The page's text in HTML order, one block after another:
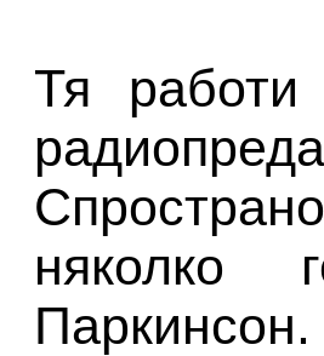
Тя работи
няколко
Паркинсон.